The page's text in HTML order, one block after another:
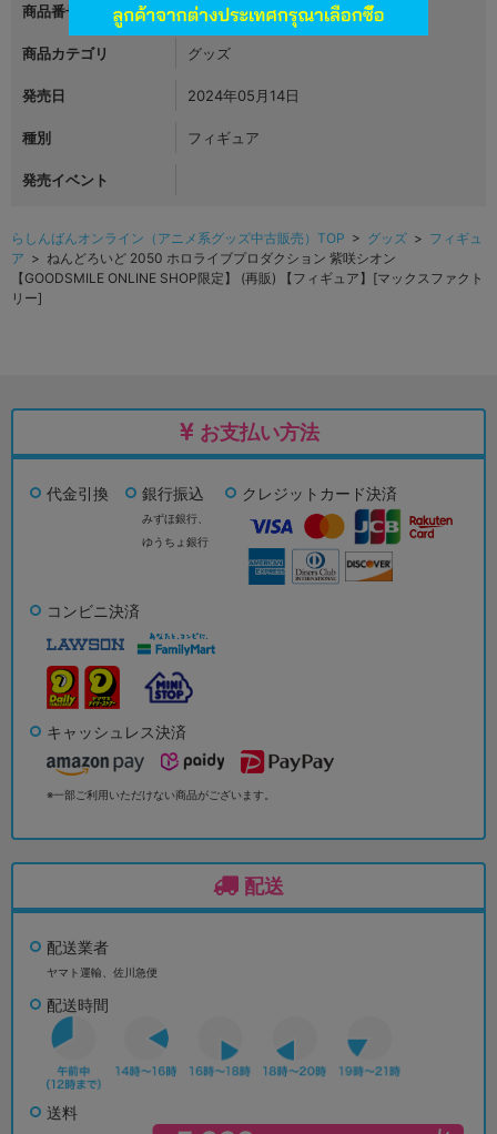
商品番号 L05938721
商品カテゴリ グッズ
発売日 2024年05月14日
種別 フィギュア
発売イベント
らしんばんオンライン（アニメ系グッズ中古販売）TOP > グッズ > フィギュ
ア > ねんどろいど 2050 ホロライブプロダクション 紫咲シオン
【GOODSMILE ONLINE SHOP限定】 (再販) 【フィギュア】[マックスファクト
リー]
お支払い方法
代金引換 銀行振込
みずほ銀行、
ゆうちょ銀行
クレジットカード決済
コンビニ決済
キャッシュレス決済
※一部ご利用いただけない商品がございます。
配送
配送業者
ヤマト運輸、佐川急便
配送時間
送料